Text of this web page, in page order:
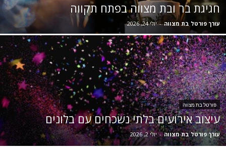
חגיגת בר ובת מצווה בפתח תקווה
עורך פורטל בת מצווה - יולי 24, 2026
פורטל בת מצווה
עיצוב אירועים בלתי נשכחים עם בלונים
עורך פורטל בת מצווה - יולי 2, 2026